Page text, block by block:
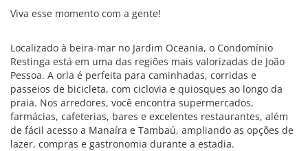
Viva esse momento com a gente!
Localizado à beira-mar no Jardim Oceania, o Condomínio
Restinga está em uma das regiões mais valorizadas de João
Pessoa. A orla é perfeita para caminhadas, corridas e
passeios de bicicleta, com ciclovia e quiosques ao longo da
praia. Nos arredores, você encontra supermercados,
farmácias, cafeterias, bares e excelentes restaurantes, além
de fácil acesso a Manaíra e Tambaú, ampliando as opções de
lazer, compras e gastronomia durante a estadia.